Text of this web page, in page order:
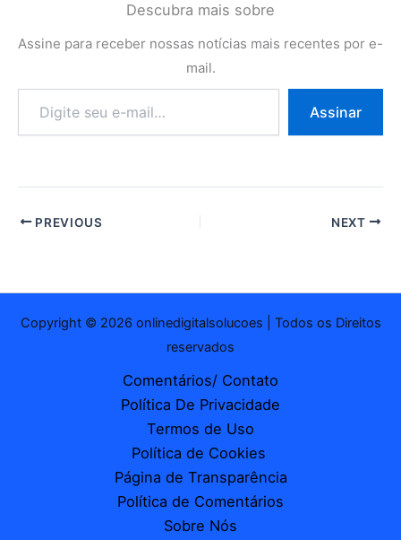
Descubra mais sobre
Assine para receber nossas notícias mais recentes por e-
mail.
e-
Assinar
PREVIOUS NEXT
Copyright © 2026 onlinedigitalsolucoes | Todos os Direitos
reservados
Comentários/ Contato
Política De Privacidade
Termos de Uso
Política de Cookies
Página de Transparência
Política de Comentários
Sobre Nós